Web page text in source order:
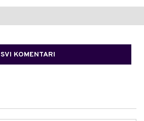
SVI KOMENTARI